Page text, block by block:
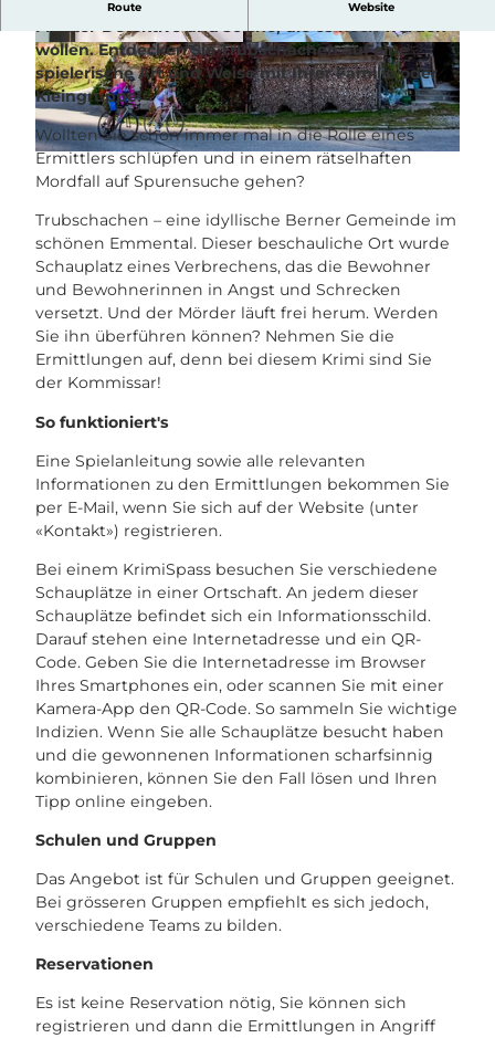
© Erlebnismacher AG
© Erlebnismacher AG © Erlebnismacher AG
Route Website
Meister-Detektive und solche, die es noch werden
wollen. Entdecken Sie Trubschachen auf eine
spielerische Art und Weise mit Ihrer Familie oder
Kleingruppe!
Wollten Sie schon immer mal in die Rolle eines
Ermittlers schlüpfen und in einem rätselhaften
Mordfall auf Spurensuche gehen?
Trubschachen – eine idyllische Berner Gemeinde im
schönen Emmental. Dieser beschauliche Ort wurde
Schauplatz eines Verbrechens, das die Bewohner
und Bewohnerinnen in Angst und Schrecken
versetzt. Und der Mörder läuft frei herum. Werden
Sie ihn überführen können? Nehmen Sie die
Ermittlungen auf, denn bei diesem Krimi sind Sie
der Kommissar!
So funktioniert's
Eine Spielanleitung sowie alle relevanten
Informationen zu den Ermittlungen bekommen Sie
per E-Mail, wenn Sie sich auf der Website (unter
«Kontakt») registrieren.
Bei einem KrimiSpass besuchen Sie verschiedene
Schauplätze in einer Ortschaft. An jedem dieser
Schauplätze befindet sich ein Informationsschild.
Darauf stehen eine Internetadresse und ein QR-
Code. Geben Sie die Internetadresse im Browser
Ihres Smartphones ein, oder scannen Sie mit einer
Kamera-App den QR-Code. So sammeln Sie wichtige
Indizien. Wenn Sie alle Schauplätze besucht haben
und die gewonnenen Informationen scharfsinnig
kombinieren, können Sie den Fall lösen und Ihren
Tipp online eingeben.
Schulen und Gruppen
Das Angebot ist für Schulen und Gruppen geeignet.
Bei grösseren Gruppen empfiehlt es sich jedoch,
verschiedene Teams zu bilden.
Reservationen
Es ist keine Reservation nötig, Sie können sich
registrieren und dann die Ermittlungen in Angriff